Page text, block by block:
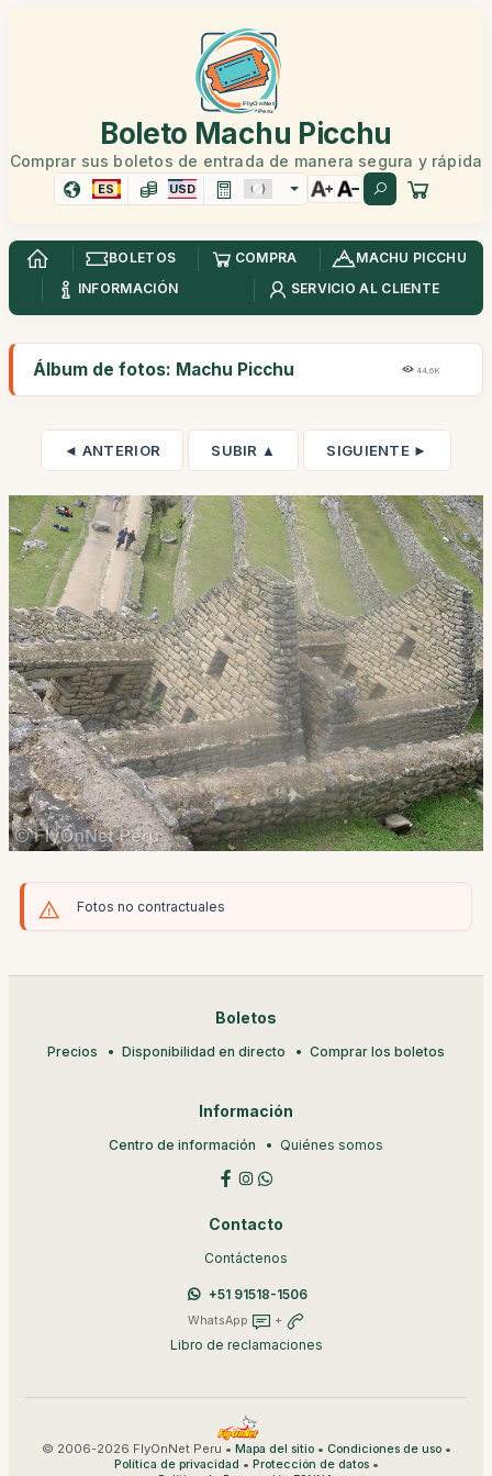
Boleto Machu Picchu
Comprar sus boletos de entrada de manera segura y rápida
ES USD
BOLETOS COMPRA
MACHU PICCHU
INFORMACIÓN
SERVICIO AL CLIENTE
Álbum de fotos: Machu Picchu 44,6K
◄ ANTERIOR SUBIR ▲ SIGUIENTE ►
Fotos no contractuales
Boletos
Precios Disponibilidad en directo Comprar los boletos
Información
Centro de información Quiénes somos
Contacto
Contáctenos
+51 91518-1506
WhatsApp +
Libro de reclamaciones
© 2006-2026 FlyOnNet Peru • Mapa del sitio• Condiciones de uso•
Política de privacidad • Protección de datos•